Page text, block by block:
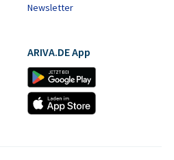
Newsletter
ARIVA.DE App